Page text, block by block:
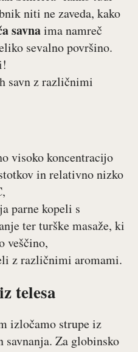
niti ne zaveda, kako
savnaima namreč
sevalno površino.
savn z različnimi
visoko koncentracijo
in relativno nizko
parne kopeli s
ter turške masaže, ki
veščino,
z različnimi aromami.
telesa
izločamo strupe iz
savnanja. Za globinsko